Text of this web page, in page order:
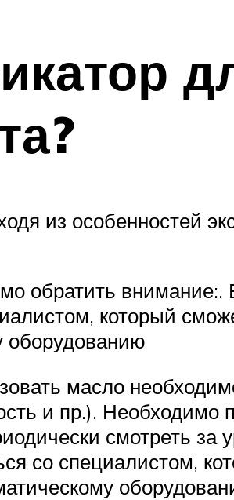
из особенностей
обратить
который
оборудованию
масло
и пр.). Необходимо
смотреть
со специалистом,